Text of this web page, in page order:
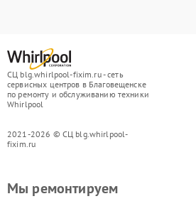
СЦ blg.whirlpool-fixim.ru - сеть
сервисных центров в Благовещенске
по ремонту и обслуживанию техники
Whirlpool
2021-2026 © СЦ blg.whirlpool-
fixim.ru
Мы ремонтируем